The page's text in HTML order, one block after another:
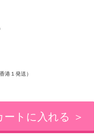
香港１発送）
ートに入れる ＞